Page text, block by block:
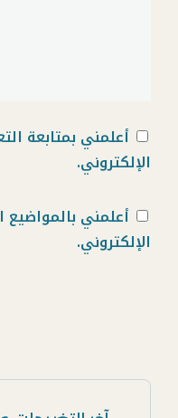
أعلمني بمتابعة
الإلكتروني.
أعلمني بالمواضيع
الإلكتروني.